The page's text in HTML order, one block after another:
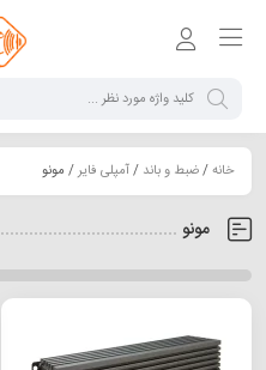
خانه/ضبط و باند /آمپلی فایر/ مونو
مونو